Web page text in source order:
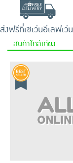
ส่งฟรีที่เซเว่นอีเลฟเว่น
สินค้าใกล้เคียง